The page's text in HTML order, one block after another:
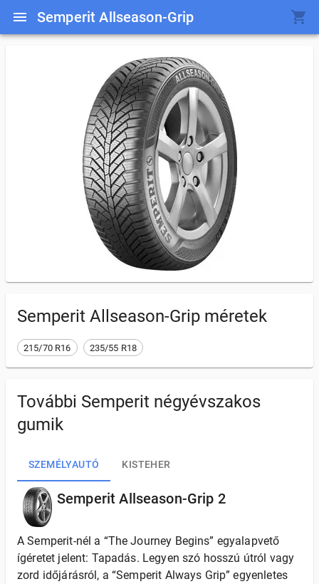
Semperit Allseason-Grip
Semperit Allseason-Grip méretek
215/70 R16 235/55 R18
További Semperit négyévszakos
gumik
SZEMÉLYAUTÓ KISTEHER
Semperit Allseason-Grip 2
A Semperit-nél a “The Journey Begins” egyalapvető
ígéretet jelent: Tapadás. Legyen szó hosszú útról vagy
zord időjárásról, a “Semperit Always Grip” egyenletes